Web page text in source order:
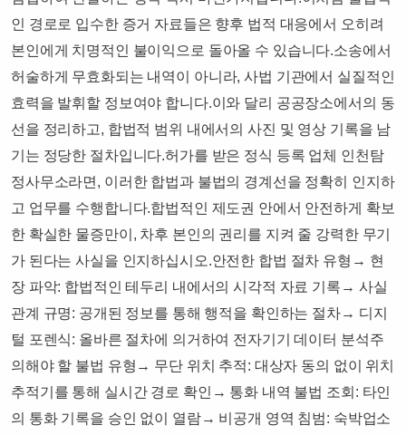
인 경로로 입수한 증거 자료들은 향후 법적 대응에서 오히려
본인에게 치명적인 불이익으로 돌아올 수 있습니다.​소송에서
허술하게 무효화되는 내역이 아니라, 사법 기관에서 실질적인
효력을 발휘할 정보여야 합니다.​이와 달리 공공장소에서의 동
선을 정리하고, 합법적 범위 내에서의 사진 및 영상 기록을 남
기는 정당한 절차입니다.​허가를 받은 정식 등록 업체 인천탐
정사무소라면, 이러한 합법과 불법의 경계선을 정확히 인지하
고 업무를 수행합니다.​합법적인 제도권 안에서 안전하게 확보
한 확실한 물증만이, 차후 본인의 권리를 지켜 줄 강력한 무기
가 된다는 사실을 인지하십시오.​안전한 합법 절차 유형​​→ 현
장 파악: 합법적인 테두리 내에서의 시각적 자료 기록→ 사실
관계 규명: 공개된 정보를 통해 행적을 확인하는 절차→ 디지
털 포렌식: 올바른 절차에 의거하여 전자기기 데이터 분석​주
의해야 할 불법 유형​​→ 무단 위치 추적: 대상자 동의 없이 위치
추적기를 통해 실시간 경로 확인→ 통화 내역 불법 조회: 타인
의 통화 기록을 승인 없이 열람→ 비공개 영역 침범: 숙박업소